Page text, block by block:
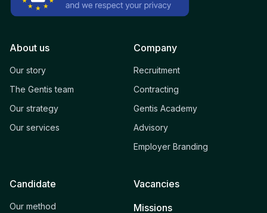
About us
Our story
The Gentis team
Our strategy
Our services
Company
Recruitment
Contracting
Gentis Academy
Advisory
Employer Branding
Candidate
Our method
Vacancies
Missions